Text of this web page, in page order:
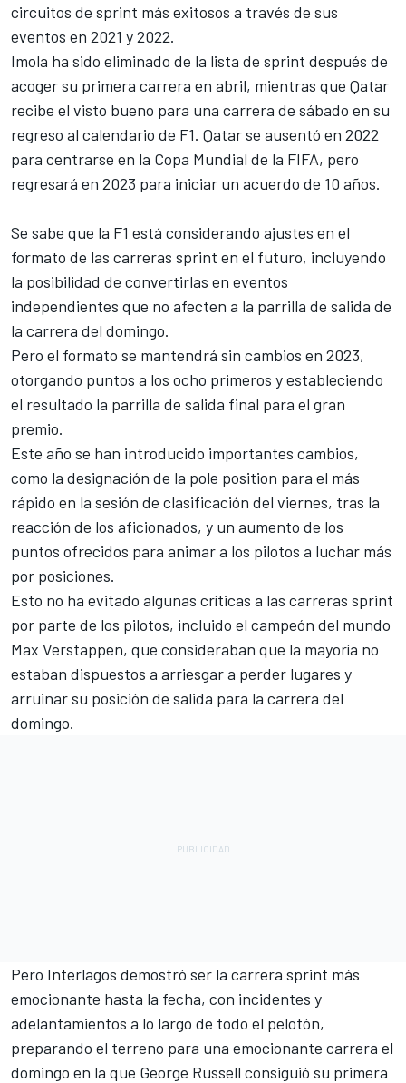
circuitos de sprint más exitosos a través de sus
eventos en 2021 y 2022.
Imola ha sido eliminado de la lista de sprint después de
acoger su primera carrera en abril, mientras que Qatar
recibe el visto bueno para una carrera de sábado en su
regreso al calendario de F1. Qatar se ausentó en 2022
para centrarse en la Copa Mundial de la FIFA, pero
regresará en 2023 para iniciar un acuerdo de 10 años.
Se sabe que la F1 está considerando ajustes en el
formato de las carreras sprint en el futuro, incluyendo
la posibilidad de convertirlas en eventos
independientes que no afecten a la parrilla de salida de
la carrera del domingo.
Pero el formato se mantendrá sin cambios en 2023,
otorgando puntos a los ocho primeros y estableciendo
el resultado la parrilla de salida final para el gran
premio.
Este año se han introducido importantes cambios,
como la designación de la pole position para el más
rápido en la sesión de clasificación del viernes, tras la
reacción de los aficionados, y un aumento de los
puntos ofrecidos para animar a los pilotos a luchar más
por posiciones.
Esto no ha evitado algunas críticas a las carreras sprint
por parte de los pilotos, incluido el campeón del mundo
Max Verstappen, que consideraban que la mayoría no
estaban dispuestos a arriesgar a perder lugares y
arruinar su posición de salida para la carrera del
domingo.
Pero Interlagos demostró ser la carrera sprint más
emocionante hasta la fecha, con incidentes y
adelantamientos a lo largo de todo el pelotón,
preparando el terreno para una emocionante carrera el
domingo en la que George Russell consiguió su primera